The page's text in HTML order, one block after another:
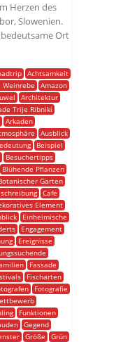
Herzen des
Slowenien.
Ort
Achtsamkeit
Amazon
Architektur
Trije Ribniki
Arkaden
Ausblick
Beispiel
Besuchertipps
Blühende Pflanzen
Garten
Cafe
Element
Einheimische
Engagement
Ereignisse
Fassade
Fischarten
Fotografie
Funktionen
Gegend
Größe
Grün